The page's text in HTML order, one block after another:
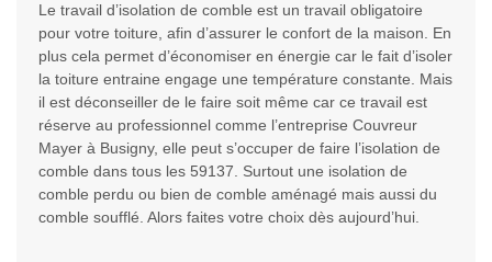
Le travail d’isolation de comble est un travail obligatoire
pour votre toiture, afin d’assurer le confort de la maison. En
plus cela permet d’économiser en énergie car le fait d’isoler
la toiture entraine engage une température constante. Mais
il est déconseiller de le faire soit même car ce travail est
réserve au professionnel comme l’entreprise Couvreur
Mayer à Busigny, elle peut s’occuper de faire l’isolation de
comble dans tous les 59137. Surtout une isolation de
comble perdu ou bien de comble aménagé mais aussi du
comble soufflé. Alors faites votre choix dès aujourd’hui.